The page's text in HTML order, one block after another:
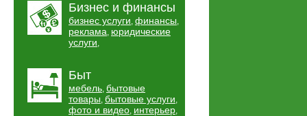
Бизнес и финансы
бизнес услуги, финансы,
реклама, юридические
услуги,
Быт
мебель, бытовые
товары, бытовые услуги,
фото и видео, интерьер,